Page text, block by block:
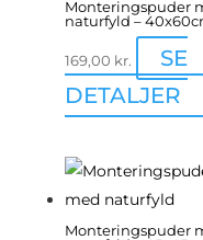
Monteringspuder
naturfyld –
169,00 kr.
SE
DETALJER
Monteringspuder